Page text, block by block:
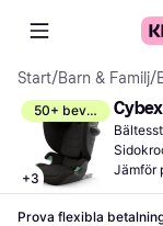
Start/Barn & Familj/
50+ bevakar
+3
Jämför
Prova flexibla